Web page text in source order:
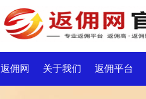
返佣网 关于我们 返佣平台